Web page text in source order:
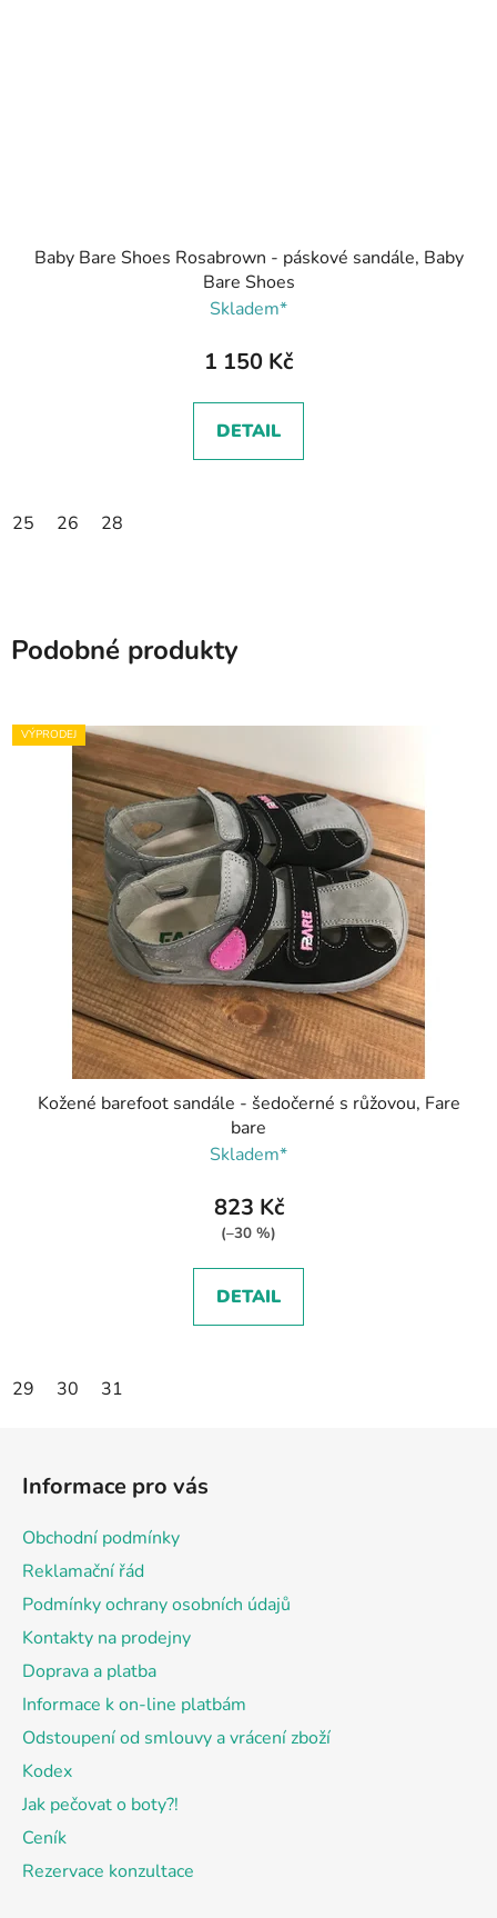
Baby Bare Shoes Rosabrown - páskové sandále, Baby
Bare Shoes
Skladem*
1 150 Kč
DETAIL
25 26 28
Podobné produkty
VÝPRODEJ
Kožené barefoot sandále - šedočerné s růžovou, Fare
bare
Skladem*
823 Kč
(–30 %)
DETAIL
29 30 31
Informace pro vás
Obchodní podmínky
Reklamační řád
Podmínky ochrany osobních údajů
Kontakty na prodejny
Doprava a platba
Informace k on-line platbám
Odstoupení od smlouvy a vrácení zboží
Kodex
Jak pečovat o boty?!
Ceník
Rezervace konzultace